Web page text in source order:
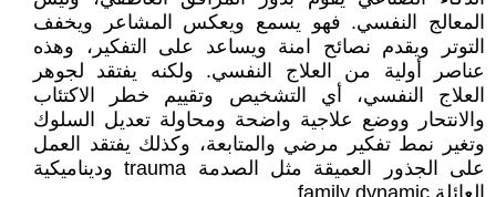
المعالج النفسي. فهو يسمع ويعكس المشاعر ويخفف
التوتر ويقدم نصائح امنة ويساعد على التفكير، وهذه
عناصر أولية من العلاج النفسي. ولكنه يفتقد لجوهر
العلاج النفسي، أي التشخيص وتقييم خطر الاكتئاب
والانتحار ووضع علاجية واضحة ومحاولة تعديل السلوك
وتغير نمط تفكير مرضي والمتابعة، وكذلك يفتقد العمل
على الجذور العميقة مثل الصدمة trauma وديناميكية